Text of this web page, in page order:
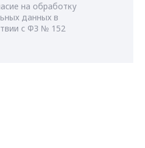
на обработку
данных в
с ФЗ № 152